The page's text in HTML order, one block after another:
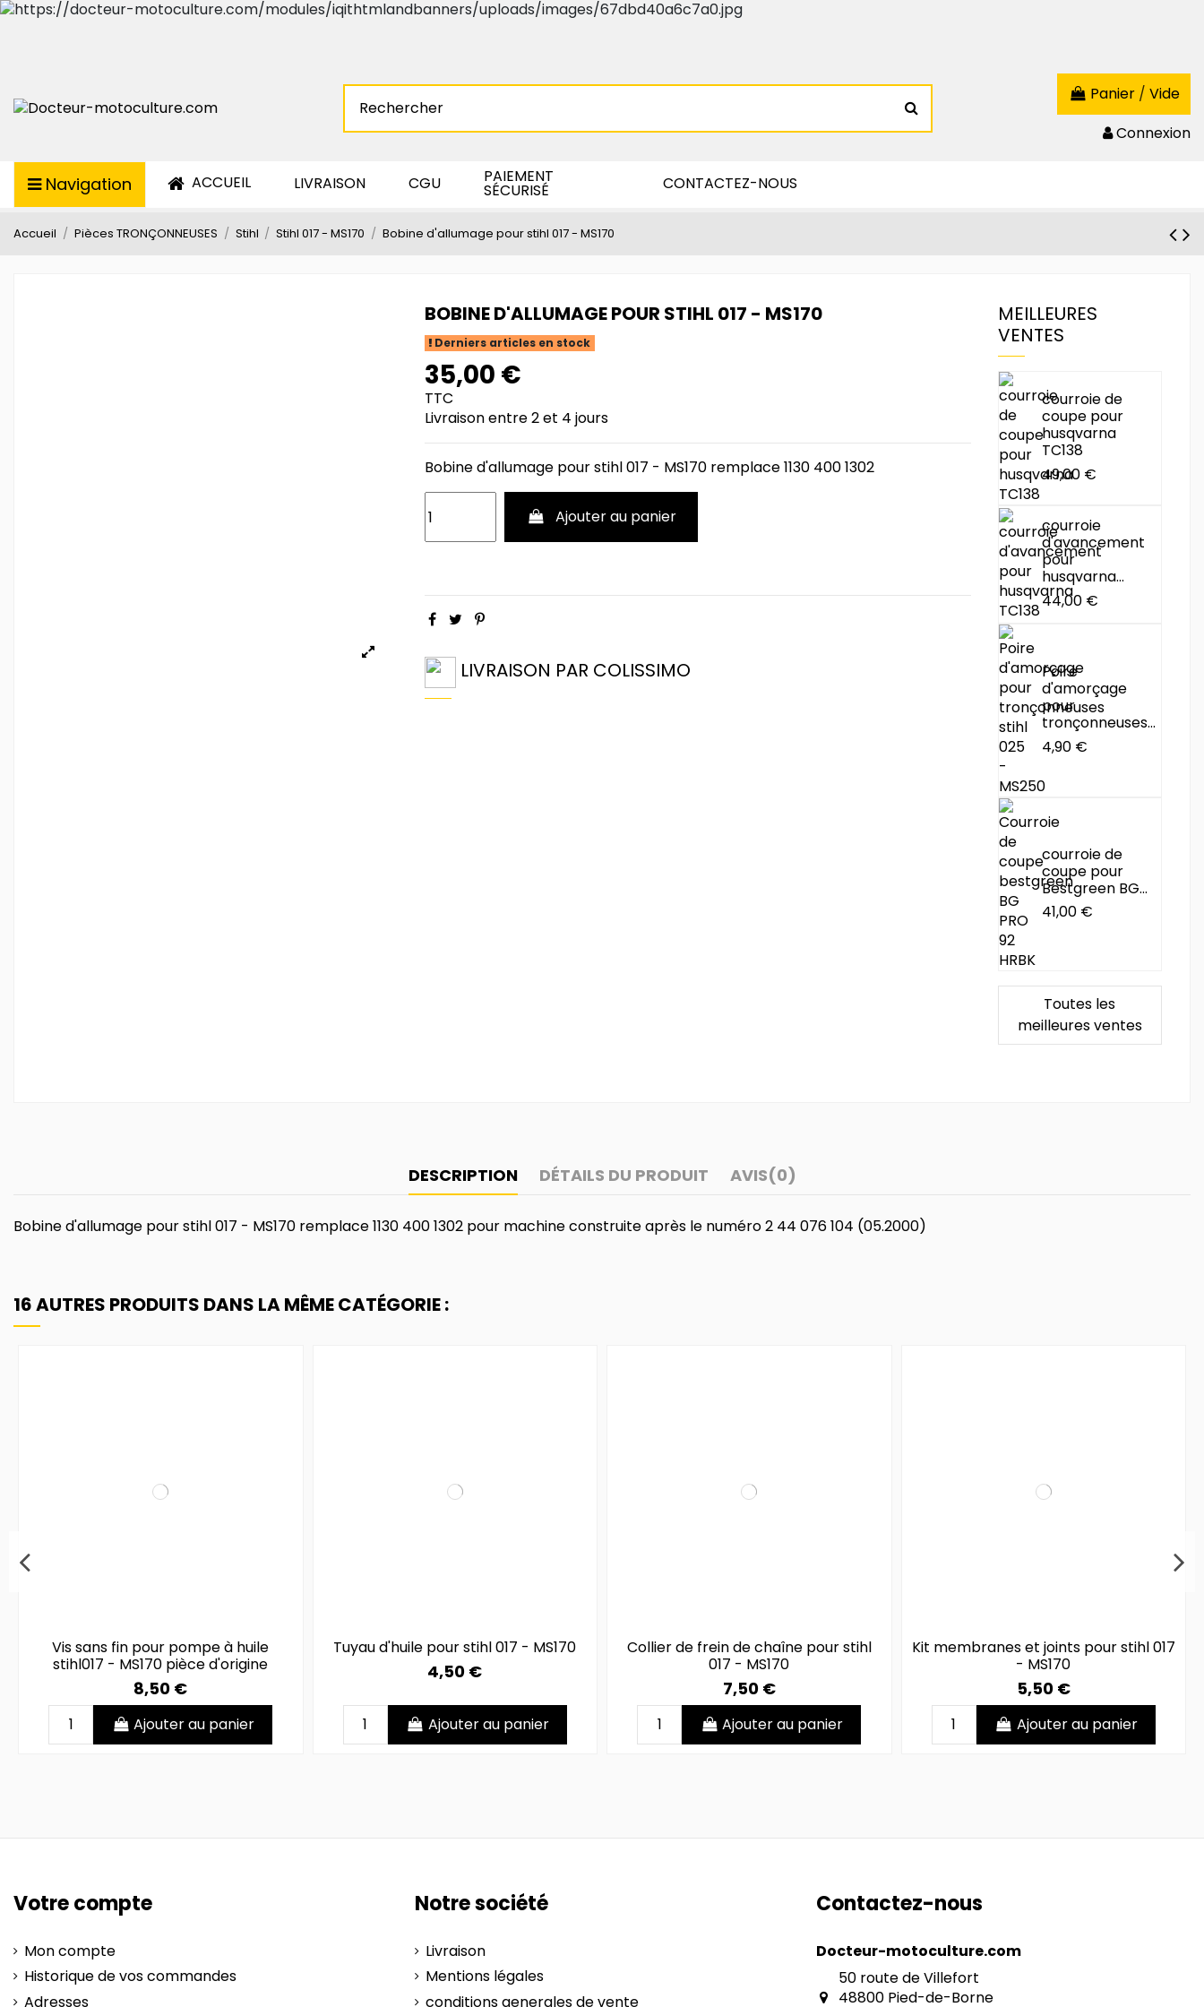
Panier / Vide
Connexion
Navigation ACCUEIL LIVRAISON CGU PAIEMENT
SÉCURISÉ CONTACTEZ-NOUS
Accueil Pièces TRONÇONNEUSES Stihl Stihl 017 - MS170 Bobine d'allumage pour stihl 017 - MS170
BOBINE D'ALLUMAGE POUR STIHL 017 - MS170
Derniers articles en stock
35,00 €
TTC
Livraison entre 2 et 4 jours
Bobine d'allumage pour stihl 017 - MS170 remplace 1130 400 1302
Ajouter au panier
LIVRAISON PAR COLISSIMO
MEILLEURES
VENTES
courroie de
coupe pour
husqvarna
TC138
49,00 €
courroie
d'avancement
pour
husqvarna...
44,00 €
Poire
d'amorçage
pour
tronçonneuses...
4,90 €
courroie de
coupe pour
Bestgreen BG...
41,00 €
Toutes les
meilleures ventes
DESCRIPTION DÉTAILS DU PRODUIT AVIS(0)
Bobine d'allumage pour stihl 017 - MS170 remplace 1130 400 1302 pour machine construite après le numéro 2 44 076 104 (05.2000)
16 AUTRES PRODUITS DANS LA MÊME CATÉGORIE :
Vis sans fin pour pompe à huile
stihl017 - MS170 pièce d'origine
8,50 €
Ajouter au panier
Tuyau d'huile pour stihl 017 - MS170
4,50 €
Ajouter au panier
Collier de frein de chaîne pour stihl
017 - MS170
7,50 €
Ajouter au panier
Kit membranes et joints pour stihl 017
- MS170
5,50 €
Ajouter au panier
Votre compte
Mon compte
Historique de vos commandes
Adresses
Notre société
Livraison
Mentions légales
conditions generales de vente
Contactez-nous
Docteur-motoculture.com
50 route de Villefort
48800 Pied-de-Borne